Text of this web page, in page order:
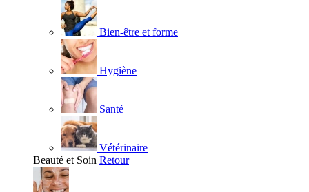
Bien-être et forme
Hygiène
Santé
Vétérinaire
Beauté et Soin Retour